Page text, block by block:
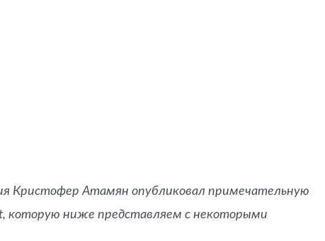
Кристофер Атамян опубликовал примечательную
которую ниже представляем с некоторыми